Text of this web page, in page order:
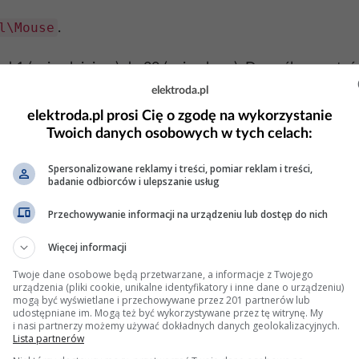
.
1 (najwolniejsza) do 20 (najszybsza). Domyślna
: Ustaw na 0, aby wyłączyć dynamiczne
prędkość powyżej standardowych ustawień.
sprawdź, czy producent dostarcza
można precyzyjnie dostosować prędkość
często oferują przyciski do zmiany DPI w locie, co
Speed Changer” umożliwiają łatwe
elektroda.pl
elektroda.pl prosi Cię o zgodę na wykorzystanie
Twoich danych osobowych w tych celach:
Spersonalizowane reklamy i treści, pomiar reklam i treści,
badanie odbiorców i ulepszanie usług
Przechowywanie informacji na urządzeniu lub dostęp do nich
Więcej informacji
Twoje dane osobowe będą przetwarzane, a informacje z Twojego
urządzenia (pliki cookie, unikalne identyfikatory i inne dane o urządzeniu)
mogą być wyświetlane i przechowywane przez 201 partnerów lub
udostępniane im. Mogą też być wykorzystywane przez tę witrynę. My
i nasi partnerzy możemy używać dokładnych danych geolokalizacyjnych.
Lista partnerów